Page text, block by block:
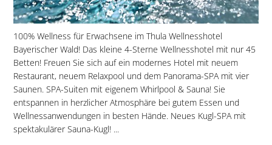
100% Wellness für Erwachsene im Thula Wellnesshotel
Bayerischer Wald! Das kleine 4-Sterne Wellnesshotel mit nur 45
Betten! Freuen Sie sich auf ein modernes Hotel mit neuem
Restaurant, neuem Relaxpool und dem Panorama-SPA mit vier
Saunen. SPA-Suiten mit eigenem Whirlpool & Sauna! Sie
entspannen in herzlicher Atmosphäre bei gutem Essen und
Wellnessanwendungen in besten Hände. Neues Kugl-SPA mit
spektakulärer Sauna-Kugl! ...